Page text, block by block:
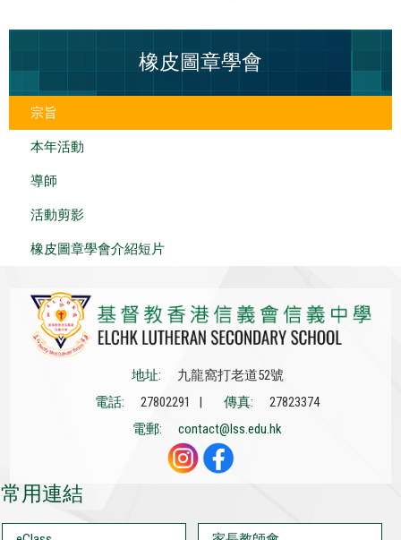
橡皮圖章學會
宗旨
本年活動
導師
活動剪影
橡皮圖章學會介紹短片
地址:
九龍窩打老道52號
電話:
27802291 | 傳真:
27823374
電郵:
contact@lss.edu.hk
常用連結